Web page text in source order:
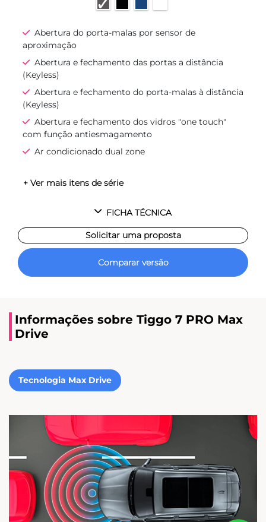
Abertura do porta-malas por sensor de
aproximação
Abertura e fechamento das portas a distância
(Keyless)
Abertura e fechamento do porta-malas à distância
(Keyless)
Abertura e fechamento dos vidros "one touch"
com função antiesmagamento
Ar condicionado dual zone
+ Ver mais itens de série
FICHA TÉCNICA
Solicitar uma proposta
Comparar versão
Informações sobre Tiggo 7 PRO Max
Drive
Tecnologia Max Drive